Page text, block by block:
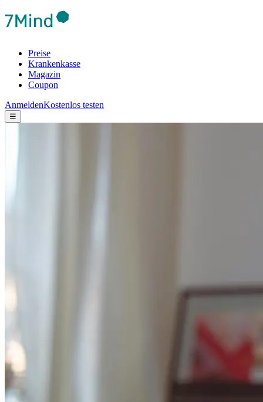
Preise
Krankenkasse
Magazin
Coupon
AnmeldenKostenlos testen
☰